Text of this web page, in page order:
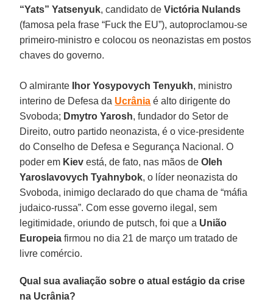
“Yats” Yatsenyuk, candidato deVictória Nulands
(famosa pela frase “Fuck the EU”), autoproclamou-se
primeiro-ministro e colocou os neonazistas em postos
chaves do governo.
O almirante Ihor Yosypovych Tenyukh, ministro
interino de Defesa da Ucrânia é alto dirigente do
Svoboda; Dmytro Yarosh, fundador do Setor de
Direito, outro partido neonazista, é o vice-presidente
do Conselho de Defesa e Segurança Nacional. O
poder em Kiev está, de fato, nas mãos deOleh
Yaroslavovych Tyahnybok, o líder neonazista do
Svoboda, inimigo declarado do que chama de “máfia
judaico-russa”. Com esse governo ilegal, sem
legitimidade, oriundo de putsch, foi que a União
Europeia firmou no dia 21 de março um tratado de
livre comércio.
Qual sua avaliação sobre o atual estágio da crise
na Ucrânia?